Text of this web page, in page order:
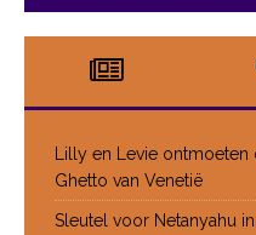
Lilly en Levie
Ghetto van Venetië
Sleutel voor Netanyahu